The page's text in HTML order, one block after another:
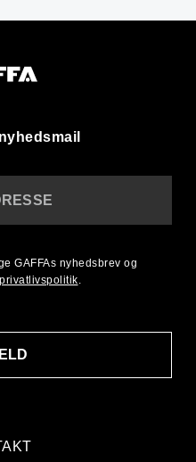
GAFFAs nyhedsbrev og
.